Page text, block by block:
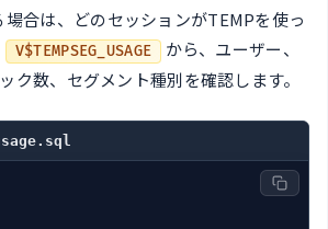
合は、どのセッションがTEMPを使っ
V$TEMPSEG_USAGE
から、ユーザー、
ク数、セグメント種別を確認します。